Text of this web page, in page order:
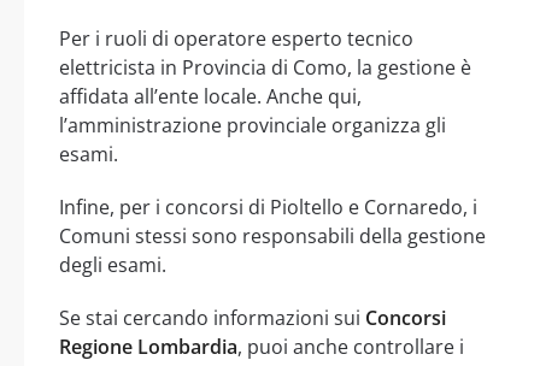
Per i ruoli di operatore esperto tecnico
elettricista in Provincia di Como, la gestione è
affidata all’ente locale. Anche qui,
l’amministrazione provinciale organizza gli
esami.
Infine, per i concorsi di Pioltello e Cornaredo, i
Comuni stessi sono responsabili della gestione
degli esami.
Se stai cercando informazioni sui Concorsi
Regione Lombardia, puoi anche controllare i